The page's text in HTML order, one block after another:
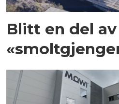
Blitt en del av